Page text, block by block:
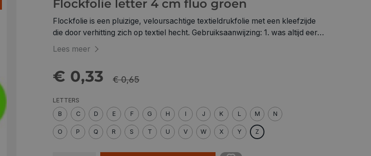
Flockfolie letter 4 cm fluo groen
Flockfolie is een pluizige, veloursachtige textieldrukfolie met een kleefzijde
die door verhitting zich op textiel hecht. Gebruiksaanwijzing: 1. was altijd eerst
je textiel 2. leg je letters op het textiel met het afneembare transparante folie
afkoeling kan je de transparante folie voorzichtig verwijderen 5. draai je textiel
Lees meer
€ 0,33 € 0,65
LETTERS
B
C D E F G H I J K L M N
O P Q R S T U V W X Y Z